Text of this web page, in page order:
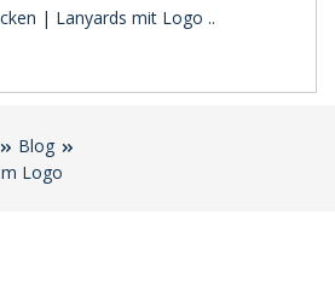
| Lanyards mit Logo ..
Blog
Logo